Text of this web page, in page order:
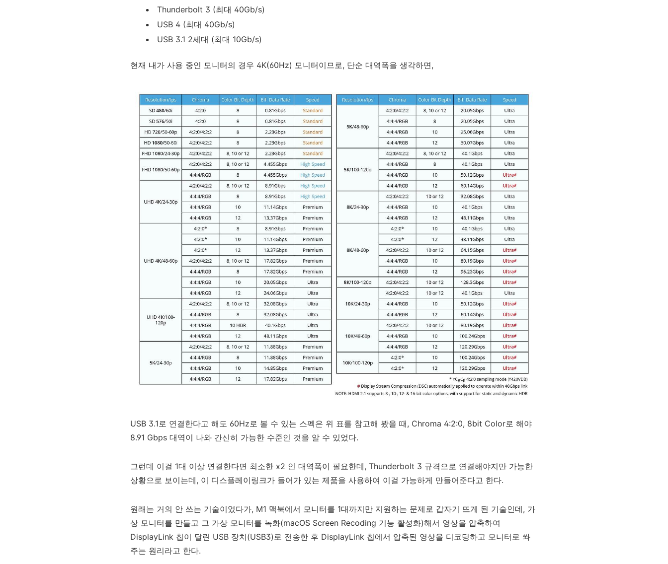
Thunderbolt 3 (최대 40Gb/s)
USB 4 (최대 40Gb/s)
USB 3.1 2세대 (최대 10Gb/s)
현재 내가 사용 중인 모니터의 경우 4K(60Hz) 모니터이므로, 단순 대역폭을 생각하면,
USB 3.1로 연결한다고 해도 60Hz로 볼 수 있는 스펙은 위 표를 참고해 봤을 때, Chroma 4:2:0, 8bit Color로 해야
8.91 Gbps 대역이 나와 간신히 가능한 수준인 것을 알 수 있었다.
그런데 이걸 1대 이상 연결한다면 최소한 x2 인 대역폭이 필요한데, Thunderbolt 3 규격으로 연결해야지만 가능한
상황으로 보이는데, 이 디스플레이링크가 들어가 있는 제품을 사용하여 이걸 가능하게 만들어준다고 한다.
원래는 거의 안 쓰는 기술이었다가, M1 맥북에서 모니터를 1대까지만 지원하는 문제로 갑자기 뜨게 된 기술인데, 가
상 모니터를 만들고 그 가상 모니터를 녹화(macOS Screen Recoding 기능 활성화)해서 영상을 압축하여
DisplayLink 칩이 달린 USB 장치(USB3)로 전송한 후 DisplayLink 칩에서 압축된 영상을 디코딩하고 모니터로 쏴
주는 원리라고 한다.